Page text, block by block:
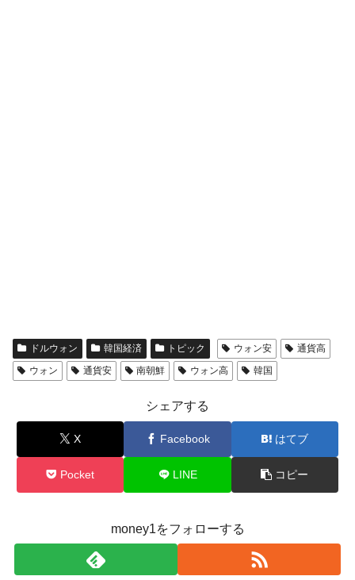
ドルウォン 韓国経済 トピック ウォン安
通貨高
ウォン
通貨安 南朝鮮 ウォン高 韓国
シェアする
X Facebook はてブ
Pocket LINE コピー
money1をフォローする